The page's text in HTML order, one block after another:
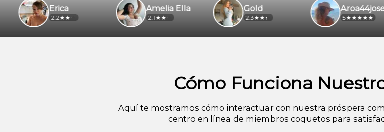
Aroa44josevi
5
Gold
2.3
Amelia Ella
2.1
Erica
2.2
Cómo Funciona
Aquí te mostramos cómo interactuar con nuestra próspera
centro en línea de miembros coquetos para